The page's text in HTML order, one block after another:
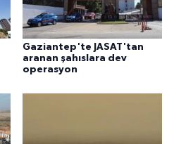
Gaziantep'te JASAT'tan
aranan şahıslara dev
operasyon